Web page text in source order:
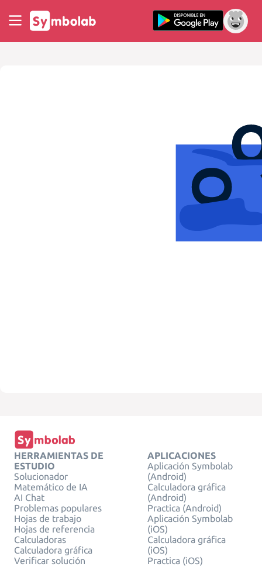
HERRAMIENTAS DE
ESTUDIO
Solucionador
Matemático de IA
AI Chat
Problemas populares
Hojas de trabajo
Hojas de referencia
Calculadoras
Calculadora gráfica
Verificar solución
APLICACIONES
Aplicación Symbolab
(Android)
Calculadora gráfica
(Android)
Practica (Android)
Aplicación Symbolab
(iOS)
Calculadora gráfica
(iOS)
Practica (iOS)